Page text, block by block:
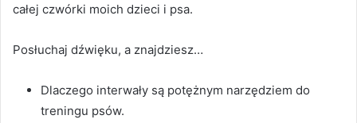
całej czwórki moich dzieci i psa.
Posłuchaj dźwięku, a znajdziesz…
Dlaczego interwały są potężnym narzędziem do
treningu psów.